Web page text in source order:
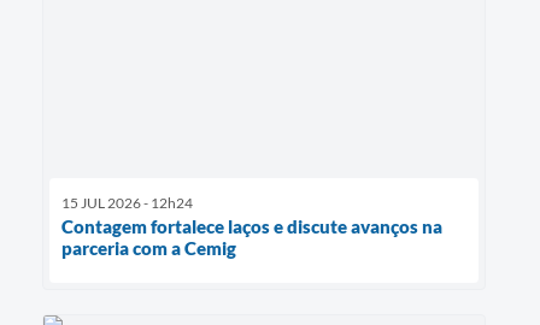
15 JUL 2026 - 12h24
Contagem fortalece laços e discute avanços na
parceria com a Cemig